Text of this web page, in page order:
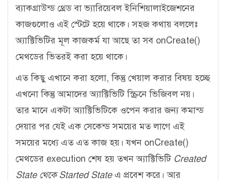
ব্যাকগ্রাউন্ড থ্রেড বা ভ্যারিয়েবল ইনিশিয়ালাইজেশনের
কাজগুলোও এই স্টেটে হয়ে থাকে। সহজ কথায় বললেঃ
অ্যাক্টিভিটির মূল কাজকর্ম যা আছে তা সব onCreate()
মেথডের ভিতরই করা হয়ে থাকে।
এত কিছু এখানে করা হলো, কিন্তু খেয়াল করার বিষয় হচ্ছে
এখনো কিন্তু আমাদের অ্যাক্টিভিটি স্ক্রিনে ভিজিবল নয়।
তার মানে একটা অ্যাক্টিভিটিকে ওপেন করার জন্য কমান্ড
দেয়ার পর যেই এক সেকেন্ড সময়ের মত লাগে এই
সময়ের মধ্যে এত এত কাজ হয়। যখন onCreate()
মেথডের execution শেষ হয় তখন অ্যাক্টিভিটি Created
State থেকে Started Stateএ প্রবেশ করে। আর